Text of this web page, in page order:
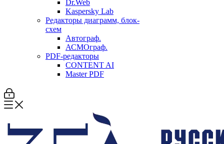
Dr.Web
Kaspersky Lab
Редакторы диаграмм, блок-
схем
Автограф.
АСМОграф.
PDF-редакторы
CONTENT AI
Master PDF